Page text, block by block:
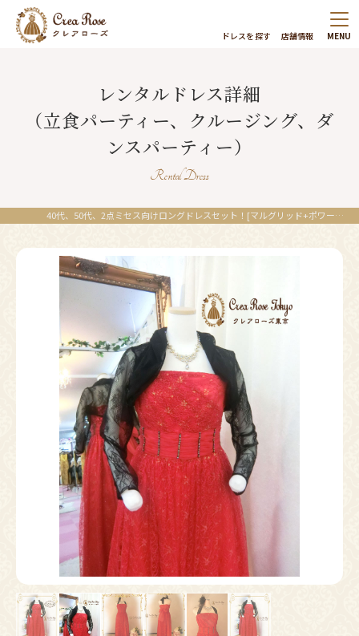
ドレスを探す 店舗情報 MENU
レンタルドレス詳細
（立食パーティー、クルージング、ダ
ンスパーティー）
Rental Dress
40代、50代、2点ミセス向けロングドレスセット！[マルグリッド+ポワールボレロ]発表会に｜レンタルドレスのクレアローズ東京